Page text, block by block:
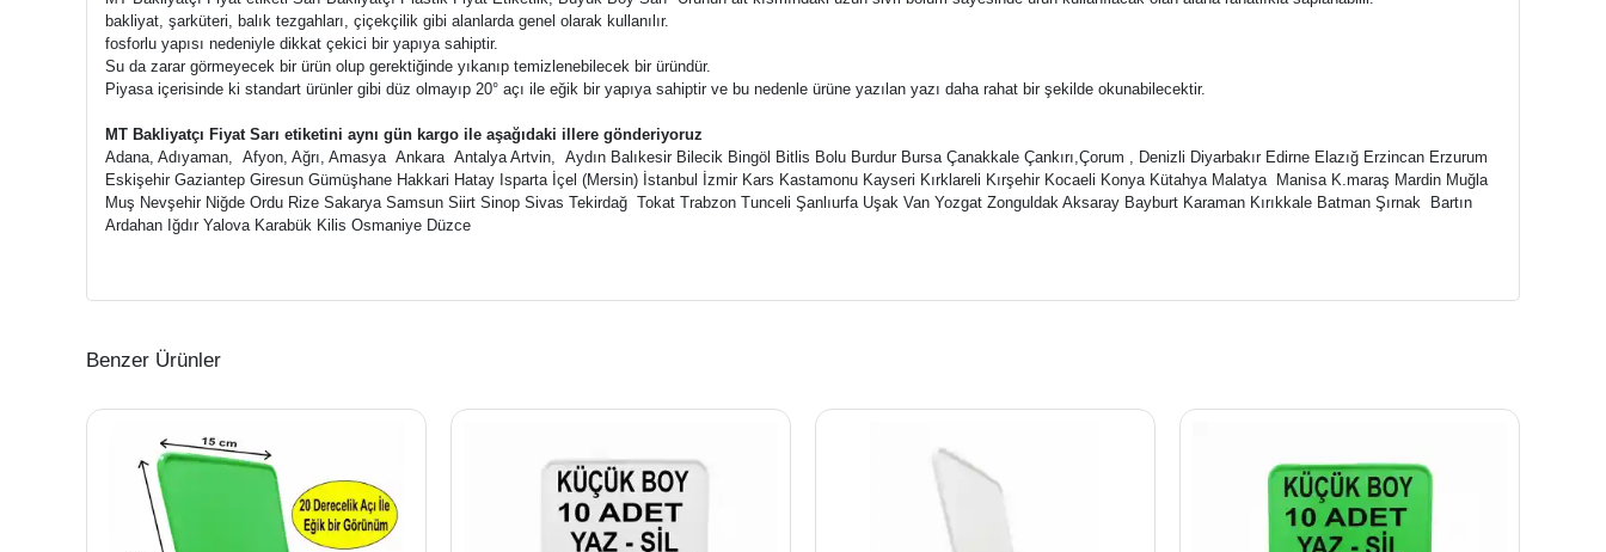
bakliyat, şarküteri, balık tezgahları, çiçekçilik gibi alanlarda genel olarak kullanılır.
fosforlu yapısı nedeniyle dikkat çekici bir yapıya sahiptir.
Su da zarar görmeyecek bir ürün olup gerektiğinde yıkanıp temizlenebilecek bir üründür.
Piyasa içerisinde ki standart ürünler gibi düz olmayıp 20° açı ile eğik bir yapıya sahiptir ve bu nedenle ürüne yazılan yazı daha rahat bir şekilde okunabilecektir.
MT Bakliyatçı Fiyat Sarı etiketini aynı gün kargo ile aşağıdaki illere gönderiyoruz
Adana, Adıyaman, Afyon, Ağrı, Amasya Ankara Antalya Artvin, Aydın Balıkesir Bilecik Bingöl Bitlis Bolu Burdur Bursa Çanakkale Çankırı,Çorum , Denizli Diyarbakır Edirne Elazığ Erzincan Erzurum
Eskişehir Gaziantep Giresun Gümüşhane Hakkari Hatay Isparta İçel (Mersin) İstanbul İzmir Kars Kastamonu Kayseri Kırklareli Kırşehir Kocaeli Konya Kütahya Malatya Manisa K.maraş Mardin Muğla
Muş Nevşehir Niğde Ordu Rize Sakarya Samsun Siirt Sinop Sivas Tekirdağ Tokat Trabzon Tunceli Şanlıurfa Uşak Van Yozgat Zonguldak Aksaray Bayburt Karaman Kırıkkale Batman Şırnak Bartın
Ardahan Iğdır Yalova Karabük Kilis Osmaniye Düzce
Benzer Ürünler